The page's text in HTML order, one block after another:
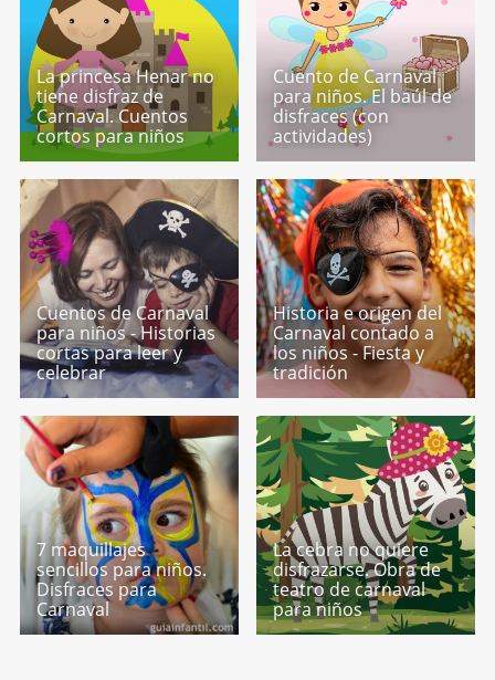
La princesa Henar no
tiene disfraz de
Carnaval. Cuentos
cortos para niños
Cuento de Carnaval
para niños. El baúl de
disfraces (con
actividades)
Cuentos de Carnaval
para niños - Historias
cortas para leer y
celebrar
Historia e origen del
Carnaval contado a
los niños - Fiesta y
tradición
7 maquillajes
sencillos para niños.
Disfraces para
Carnaval
La cebra no quiere
disfrazarse. Obra de
teatro de carnaval
para niños